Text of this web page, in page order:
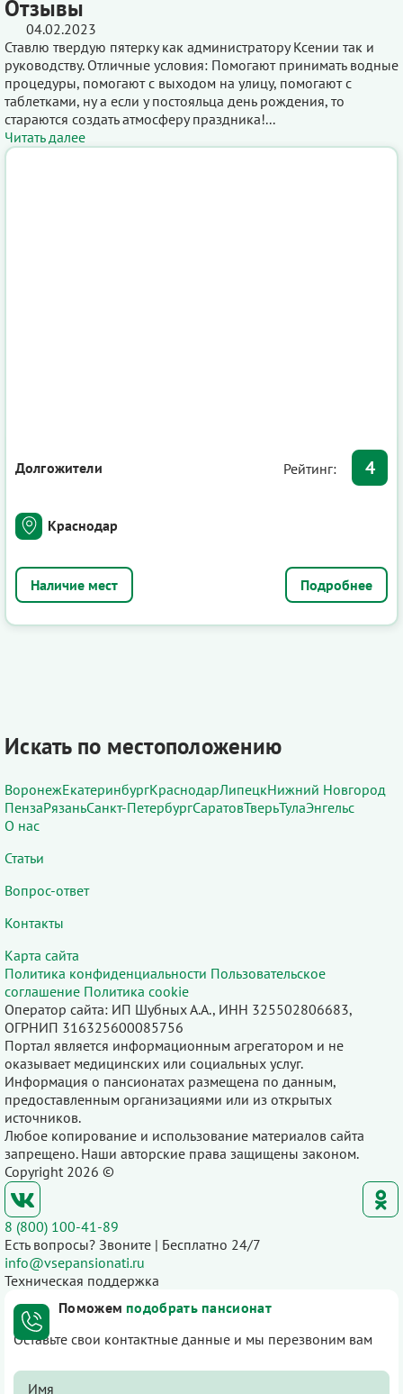
Отзывы
04.02.2023
Ставлю твердую пятерку как администратору Ксении так и
руководству. Отличные условия: Помогают принимать водные
процедуры, помогают с выходом на улицу, помогают с
таблетками, ну а если у постояльца день рождения, то
стараются создать атмосферу праздника!...
Читать далее
Долгожители Рейтинг: 4
Краснодар
Подробнее
Искать по местоположению
ВоронежЕкатеринбургКраснодарЛипецкНижний Новгород
ПензаРязаньСанкт-ПетербургСаратовТверьТулаЭнгельс
О нас
Статьи
Вопрос-ответ
Контакты
Карта сайта
Политика конфиденциальности Пользовательское
соглашение Политика cookie
Оператор сайта: ИП Шубных А.А., ИНН 325502806683,
ОГРНИП 316325600085756
Портал является информационным агрегатором и не
оказывает медицинских или социальных услуг.
Информация о пансионатах размещена по данным,
предоставленным организациями или из открытых
источников.
Любое копирование и использование материалов сайта
запрещено. Наши авторские права защищены законом.
Copyright 2026 ©
8 (800) 100-41-89
Есть вопросы? Звоните | Бесплатно 24/7
info@vsepansionati.ru
Техническая поддержка
Поможем подобрать пансионат
Оставьте свои контактные данные и мы перезвоним вам